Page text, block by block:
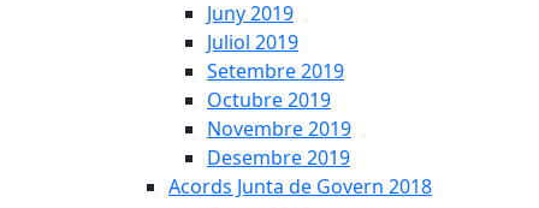
Juny 2019
Juliol 2019
Setembre 2019
Octubre 2019
Novembre 2019
Desembre 2019
Acords Junta de Govern 2018